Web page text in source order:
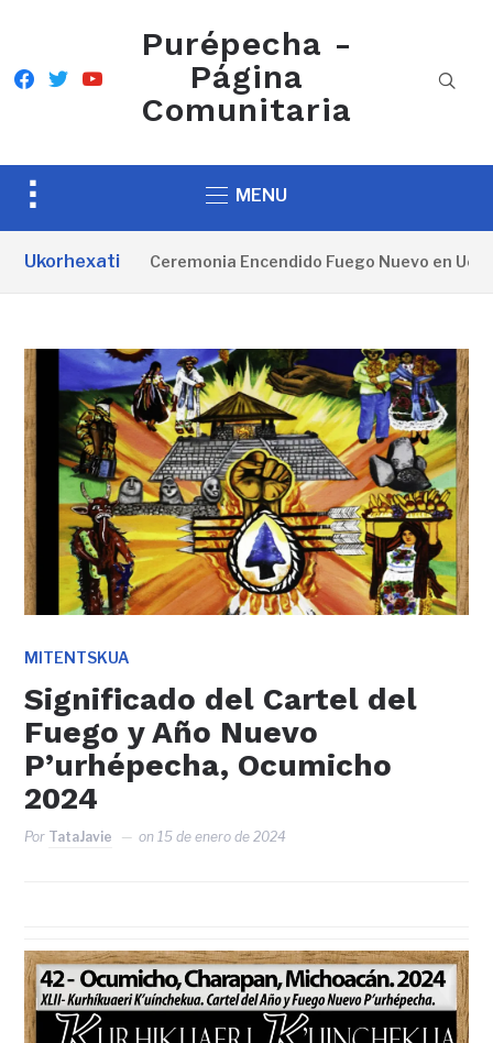
facebook
twitteryoutube
Purépecha -
Página
Comunitaria
Toggle
&
MENU
Ukorhexati Ceremonia Encendido Fuego Nuevo en
MITENTSKUA
Significado del Cartel del
Fuego y Año Nuevo
P’urhépecha, Ocumicho
2024
Por TataJavie on 15 de enero de 2024